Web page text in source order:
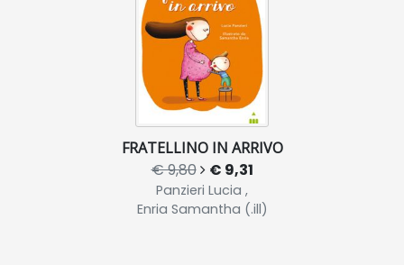
FRATELLINO IN ARRIVO
€ 9,80 € 9,31
Panzieri Lucia ,
Enria Samantha (.ill)